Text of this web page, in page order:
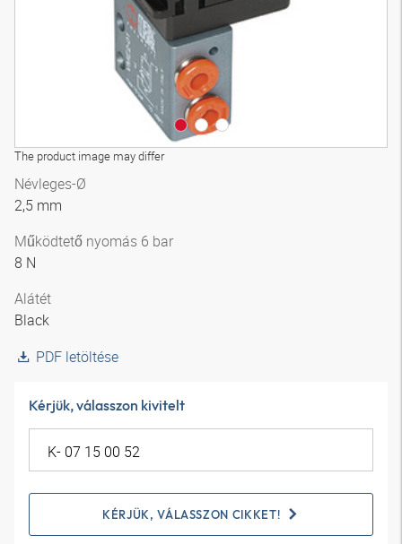
The product image may differ
Névleges-Ø
2,5 mm
Működtető nyomás 6 bar
8 N
Alátét
Black
PDF letöltése
Kérjük, válasszon kivitelt
KÉRJÜK, VÁLASSZON CIKKET!